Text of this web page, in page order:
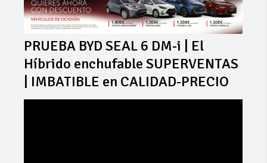
PRUEBA BYD SEAL 6 DM-i | El
Híbrido enchufable SUPERVENTAS
| IMBATIBLE en CALIDAD-PRECIO